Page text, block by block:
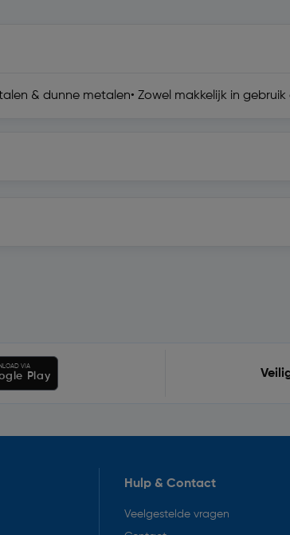
& dunne metalen• Zowel makkelijk in
VIA
Play
Hulp & Contact
Veelgestelde vragen